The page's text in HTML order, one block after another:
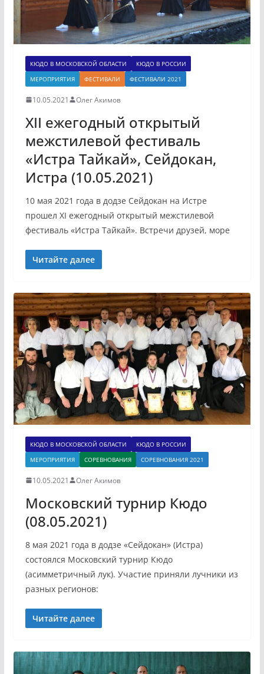
КЮДО В МОСКОВСКОЙ ОБЛАСТИ
КЮДО В РОССИИ
МЕРОПРИЯТИЯ
ФЕСТИВАЛИ ФЕСТИВАЛИ 2021
10.05.2021 Олег Акимов
XII ежегодный открытый
межстилевой фестиваль
«Истра Тайкай», Сейдокан,
Истра (10.05.2021)
10 мая 2021 года в додзе Сейдокан на Истре
прошел XI ежегодный открытый межстилевой
фестиваль «Истра Тайкай». Встречи друзей, море
Читайте далее
КЮДО В МОСКОВСКОЙ ОБЛАСТИ
КЮДО В РОССИИ
МЕРОПРИЯТИЯ
СОРЕВНОВАНИЯ СОРЕВНОВАНИЯ 2021
10.05.2021 Олег Акимов
Московский турнир Кюдо
(08.05.2021)
8 мая 2021 года в додзе «Сейдокан» (Истра)
состоялся Московский турнир Кюдо
(асимметричный лук). Участие приняли лучники из
разных регионов:
Читайте далее